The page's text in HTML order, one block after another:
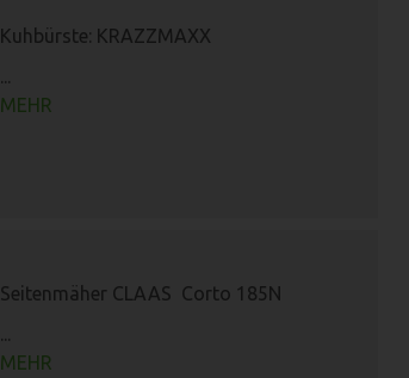
Kuhbürste: KRAZZMAXX
...
MEHR
Seitenmäher CLAAS Corto 185N
...
MEHR